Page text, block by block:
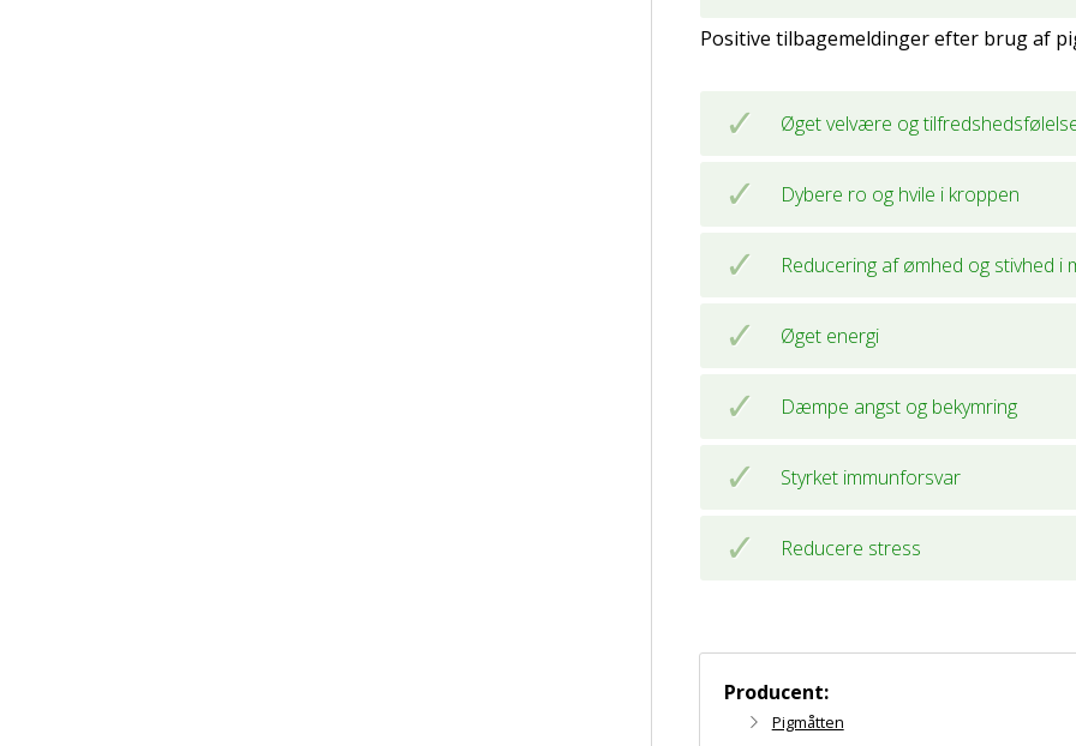
Positive tilbagemeldinger efter brug af
Øget velvære og
Dybere ro og hvile i kroppen
Reducering af ømhed og stivhed i
Øget energi
Dæmpe angst og bekymring
Styrket immunforsvar
Reducere stress
Producent:
Pigmåtten